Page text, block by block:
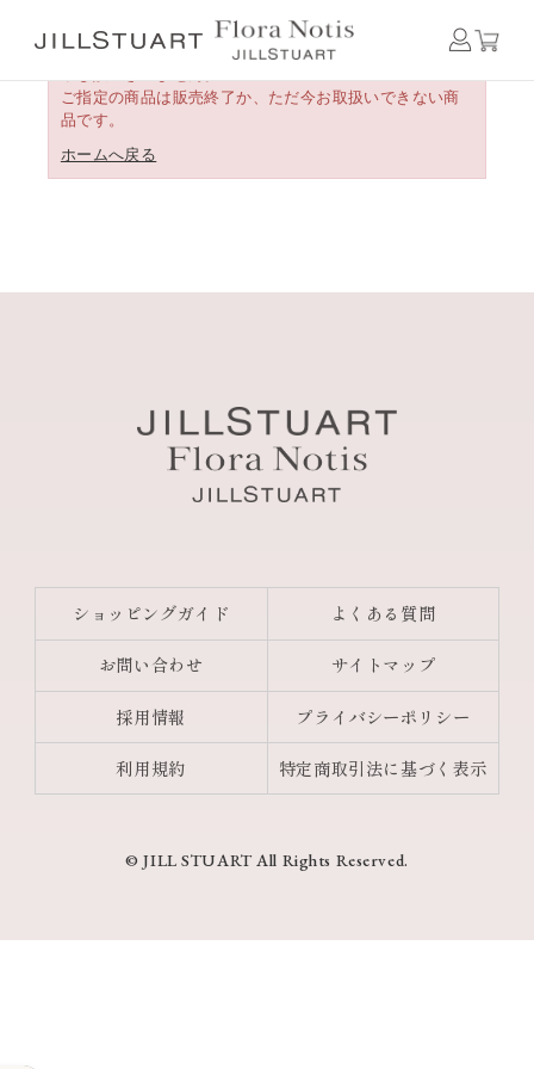
ご指定の商品は販売終了か、ただ今お取扱いできない商
品です。
ホームへ戻る
ショッピングガイド よくある質問
お問い合わせ サイトマップ
採用情報 プライバシーポリシー
利用規約 特定商取引法に基づく表示
© JILL STUART All Rights Reserved.